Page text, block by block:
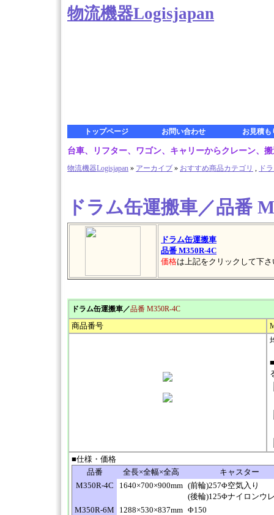
物流機器Logisjapan
トップページ お問い合わせ お見積も
台車、リフター、ワゴン、キャリーからクレーン、
物流機器Logisjapan » アーカイブ » おすすめ商品カテゴリ , ド
ドラム缶運搬車／品番
ドラム缶運搬車
品番 M350R-4C
価格は上記をクリックして下さ
ドラム缶運搬車／品番 M350R-4C
商品番号
■仕様・価格
品番
全長×全幅×全高
キャスター
M350R-4C
1640×700×900mm (前輪)257Φ空気入り
(後輪)125Φナイロンウ
M350R-6M
1288×530×837mm Φ150